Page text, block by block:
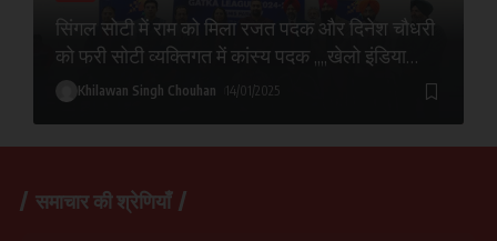
सिंगल सोटी में राम को मिला रजत पदक और दिनेश चौधरी
को फरी सोटी व्यक्तिगत में कांस्य पदक ,,,,खेलो इंडिया
गतका लीग 2024- 25
Khilawan Singh Chouhan 14/01/2025
समाचार की श्रेणियाँ